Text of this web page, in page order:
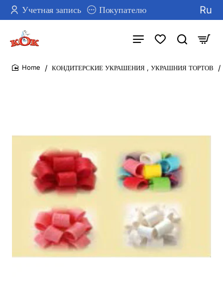
Учетная запись Покупателю Ru
КОНДИТЕРСКИЕ УКРАШЕНИЯ , УКРАШНИЯ ТОРТОВ